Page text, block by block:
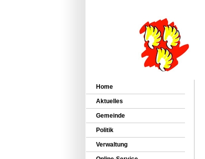
Home
Aktuelles
Gemeinde
Politik
Verwaltung